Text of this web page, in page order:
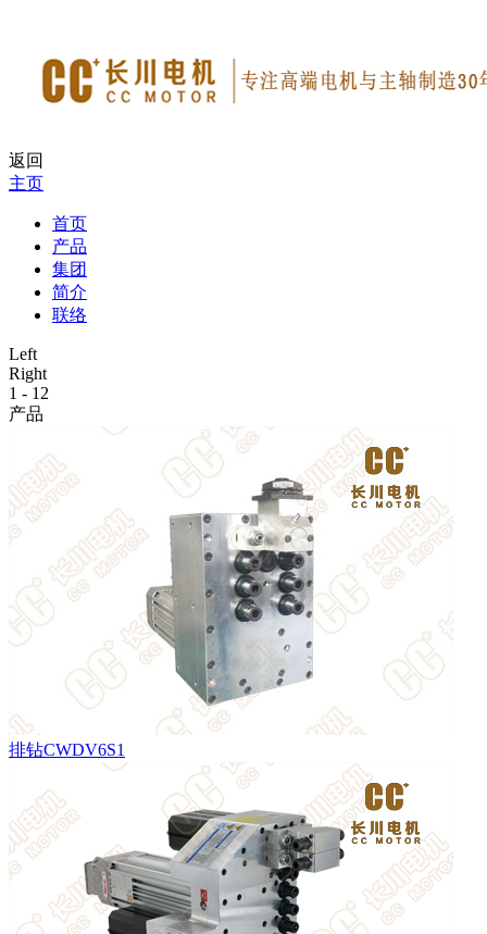
返回
主页
首页
产品
集团
简介
联络
Left
Right
1 - 12
产品
排钻CWDV6S1